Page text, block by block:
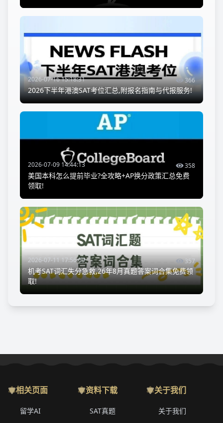
2026-07-16 15:18:31 366
2026下半年港澳SAT考位汇总,附报名指南与代报服务!
2026-07-09 14:44:13 358
美国本科怎么提前毕业?全攻略+AP换分政策汇总免费
领取!
2026-07-11 17:56:09 357
机考SAT词汇失分急救,26年8月真题答案词合集免费领
取!
相关页面
留学AI
资料下载
SAT真题
关于我们
关于我们